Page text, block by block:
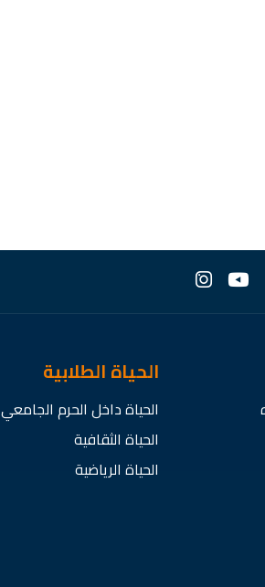
الحياة الطلابية
الحياة داخل الحرم الجامعي
الحياة الثقافية
الحياة الرياضية